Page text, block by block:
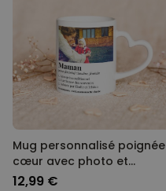
Mug personnalisé poignée
cœur avec photo et
définition
12,99 €